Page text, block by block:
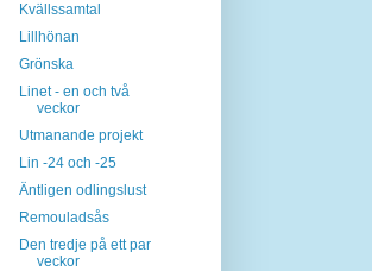
Kvällssamtal
Lillhönan
Grönska
Linet - en och två
veckor
Utmanande projekt
Lin -24 och -25
Äntligen odlingslust
Remouladsås
Den tredje på ett par
veckor